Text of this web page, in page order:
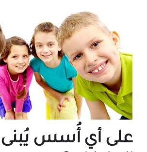
على أي أُسس يُبنى